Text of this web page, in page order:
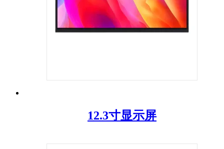
12.3寸显示屏